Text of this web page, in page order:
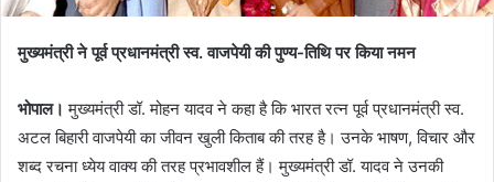
मुख्यमंत्री ने पूर्व प्रधानमंत्री स्व. वाजपेयी की पुण्य-तिथि पर किया नमन
भोपाल। मुख्यमंत्री डॉ. मोहन यादव ने कहा है कि भारत रत्न पूर्व प्रधानमंत्री स्व.
अटल बिहारी वाजपेयी का जीवन खुली किताब की तरह है। उनके भाषण, विचार और
शब्द रचना ध्येय वाक्य की तरह प्रभावशील हैं। मुख्यमंत्री डॉ. यादव ने उनकी